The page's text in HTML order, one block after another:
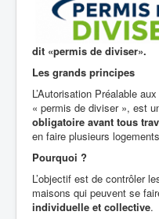
dit «permis de diviser».
Les grands principes
L’Autorisation Préalable
« permis de diviser », est
obligatoire avant tous
en faire plusieurs
Pourquoi ?
L’objectif est de contrôler
maisons qui peuvent se
individuelle et collective.